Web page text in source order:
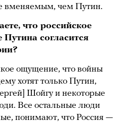
вменяемым, чем Путин.
что российское
Путина согласится
ощущение, что войны
хотят только Путин,
Шойгу и некоторые
Все остальные люди
понимают, что Россия —